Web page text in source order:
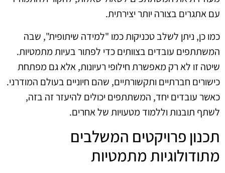
עם אתגרים בצורה יותר יצירתית.
כמו כן, ניתן לשלב טכניקות כמו "למידה שיתופית", שבה
המשתתפים עובדים בצוותים כדי לפתור בעיות מתמטיות.
שיטה זו לא רק מאפשרת חילופי רעיונות, אלא גם מפתחת
כישורים חברתיים ותקשורתיים, שהם חיוניים בעולם המודרני.
כאשר עובדים יחד, המשתתפים יכולים להיעזר זה בזה,
לשתף תובנות וללמוד מטעויות של אחרים.
תכנון פרויקטים המשלבים
מתודולוגיות מתמטיות